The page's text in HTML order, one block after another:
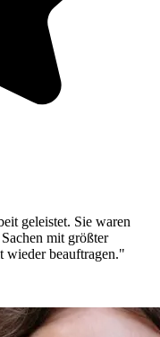
geleistet. Sie waren
mit größter
wieder beauftragen."